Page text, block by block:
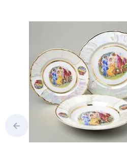
a.s. včetně
tlakového
dekorovat své
Concordia